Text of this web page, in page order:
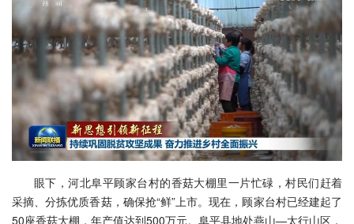
眼下，河北阜平顾家台村的香菇大棚里一片忙碌，村民们赶着
采摘、分拣优质香菇，确保抢“鲜”上市。现在，顾家台村已经建起了
50座香菇大棚，年产值达到500万元。阜平县地处燕山—太行山区，